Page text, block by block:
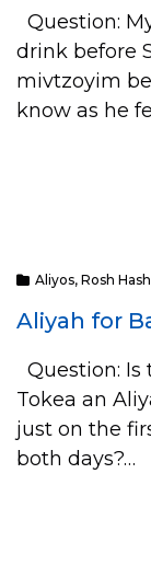
Question:
drink before
mivtzoyim
know as he
Aliyos, Rosh
Aliyah for
Question: Is
Tokea an
just on the
both days?…